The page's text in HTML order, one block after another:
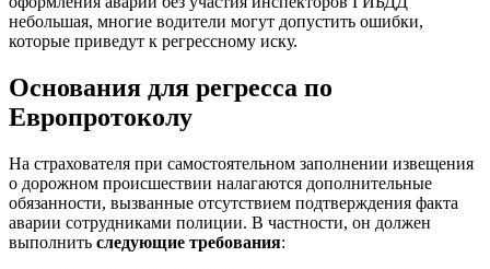
небольшая, многие водители могут допустить ошибки,
которые приведут к регрессному иску.
Основания для регресса по
Европротоколу
На страхователя при самостоятельном заполнении извещения
о дорожном происшествии налагаются дополнительные
обязанности, вызванные отсутствием подтверждения факта
аварии сотрудниками полиции. В частности, он должен
выполнить следующие требования: